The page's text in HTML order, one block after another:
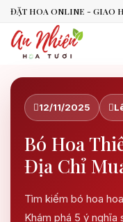
12/11/2025
Bó Hoa
Địa Chỉ
Tìm kiếm bó hoa
Khám phá 5 ý
An Nhiên Flowers
Tư vấn nhanh trong vài phút
Chào bạn, mình có thể
Vừa xong
Bạn có thể để lại yêu